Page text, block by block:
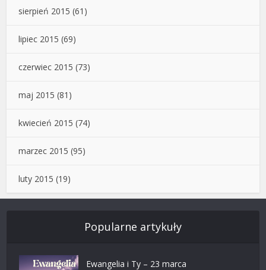
sierpień 2015 (61)
lipiec 2015 (69)
czerwiec 2015 (73)
maj 2015 (81)
kwiecień 2015 (74)
marzec 2015 (95)
luty 2015 (19)
Popularne artykuły
Ewangelia i Ty – 23 marca